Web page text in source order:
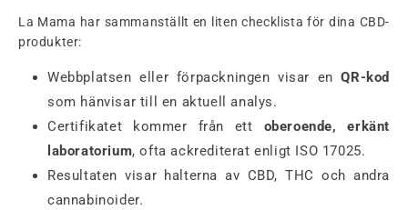
La Mama har sammanställt en liten checklista för dina CBD-
produkter:
Webbplatsen eller förpackningen visar enQR-kod
som hänvisar till en aktuell analys.
Certifikatet kommer från ett oberoende, erkänt
laboratorium, ofta ackrediterat enligt ISO 17025.
Resultaten visar halterna av CBD, THC och andra
cannabinoider.